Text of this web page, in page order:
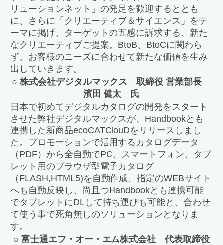
リューションネット」の発足を歓迎するととも
に、さらに「クリエーティブ＆サイエンス」をテ
ーマに掲げ、ターゲットの五感に訴求する、新た
なクリエーティブご提案。BtoB、BtoCに関わら
ず、お客様のニーズに合わせて新たな価値を生み
出していきます。
○ 株式会社デジタルマックス 取締役 営業部長
濱田 健太 氏
日本で初めてデジタルカタログの開発をスタート
させた弊社デジタルマックスが、Handbookとも
連携した新商品ecoCATClouDをリリースしまし
た。プロモーションで活用するカタログデータ
（PDF）から全自動でPC、スマートフォン、タブ
レット用のブラウザ型電子カタログ
（FLASH,HTML5)を自動作成、指定のWEBサイト
へも自動反映し、尚且つHandbookとも連携可能
でタブレットにDLして持ち運びも可能と、合わせ
て使う事で死角無しのソリューションとなりま
す。
○ 富士通エフ・オー・エム株式会社 代表取締役